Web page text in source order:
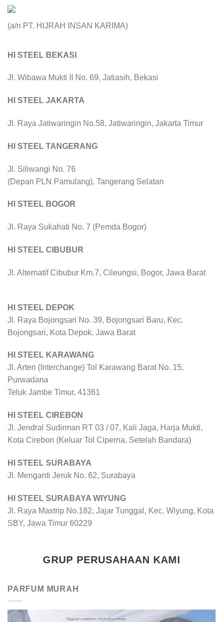
(a/n PT. HIJRAH INSAN KARIMA)
HI STEEL BEKASI
Jl. Wibawa Mukti II No. 69, Jatiasih, Bekasi
HI STEEL JAKARTA
Jl. Raya Jatiwaringin No.58, Jatiwaringin, Jakarta Timur
HI STEEL TANGERANG
Jl. Siliwangi No. 76
(Depan PLN Pamulang), Tangerang Selatan
HI STEEL BOGOR
Jl. Raya Sukahati No. 7 (Pemda Bogor)
HI STEEL CIBUBUR
Jl. Alternatif Cibubur Km.7, Cileungsi, Bogor, Jawa Barat
HI STEEL DEPOK
Jl. Raya Bojongsari No. 39, Bojongsari Baru, Kec.
Bojongsari, Kota Depok, Jawa Barat
HI STEEL KARAWANG
Jl. Arteri (Interchange) Tol Karawang Barat No. 15,
Purwadana
Teluk Jambe Timur, 41361
HI STEEL CIREBON
Jl. Jendral Sudirman RT 03 / 07, Kali Jaga, Harja Mukti,
Kota Cirebon (Keluar Tol Ciperna, Setelah Bandara)
HI STEEL SURABAYA
Jl. Menganti Jeruk No. 62, Surabaya
HI STEEL SURABAYA WIYUNG
Jl. Raya Mastrip No.182, Jajar Tunggal, Kec. Wiyung, Kota
SBY, Jawa Timur 60229
GRUP PERUSAHAAN KAMI
PARFUM MURAH